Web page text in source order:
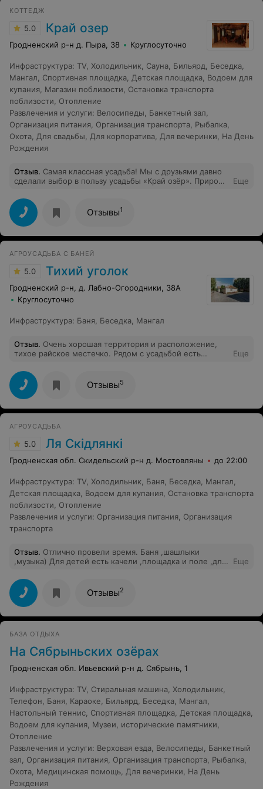
КОТТЕДЖ
5.0 Край озер
Гродненский р-н д. Пыра, 38 Круглосуточно
Инфраструктура: TV Холодильник Сауна Бильярд Беседка
Мангал
Спортивная площадка Детская площадка Водоем для
купания Магазин поблизости
Остановка транспорта
поблизости
Отопление
Развлечения и услуги: Велосипеды Банкетный зал
Организация питания Организация транспорта Рыбалка
Охота Для свадьбы Для корпоратива Для вечеринки
На День
Рождения
Отзыв. Самая классная усадьба! Мы с друзьями давно
сделали выбор в пользу усадьбы «Край озёр». Природа
в домах всегда чисто, спальных мест много, банька
просто супер, а хозяева очень душевные люди. Да еще
и как вкусно готовят и какие вкусные блюда!!! Очень
советую посетить.
Еще
Отзывы1
АГРОУСАДЬБА С БАНЕЙ
5.0 Тихий уголок
Гродненский р-н, д. Лабно-Огородники, 38А
Круглосуточно
Инфраструктура: Баня Беседка Мангал
Отзыв. Очень хорошая территория и расположение,
тихое райское местечко. Рядом с усадьбой есть
Отдельный дом для ночлега с комнатами, постельным
бельём и полотенцами. На улице беседки с мангалом,
детские качели и много места. В общем супер, нам
очень понравилось, жена в восторге. Рекомендую!
Еще
Отзывы5
АГРОУСАДЬБА
5.0 Ля Скідлянкі
Гродненская обл. Скидельский р-н д. Мостовляны до 22:00
Инфраструктура: TV Холодильник Баня Беседка Мангал
Детская площадка Водоем для купания Остановка транспорта
поблизости
Отопление
Развлечения и услуги: Организация питания Организация
транспорта
Отзыв. Отлично провели время. Баня ,шашлыки
,музыка) Для детей есть качели ,площадка и поле ,для
Еще
Отзывы2
БАЗА ОТДЫХА
На Сябрыньских озёрах
Гродненская обл. Ивьевский р-н д. Сябрынь, 1
Инфраструктура: TV Стиральная машина Холодильник
Телефон
Баня Караоке Бильярд Беседка Мангал
Настольный теннис Спортивная площадка Детская площадка
Водоем для купания Музеи, исторические памятники
Отопление
Развлечения и услуги: Верховая езда Велосипеды
Банкетный
зал
Организация питания Организация транспорта Рыбалка
Охота Медицинская помощь Для вечеринки
На День
Рождения